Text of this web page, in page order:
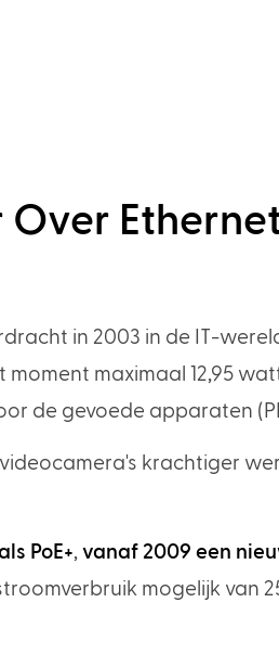
Over
in 2003 in de IT-
moment maximaal 12,95
de gevoede apparaten
krachtiger
PoE+, vanaf 2009 een
mogelijk van